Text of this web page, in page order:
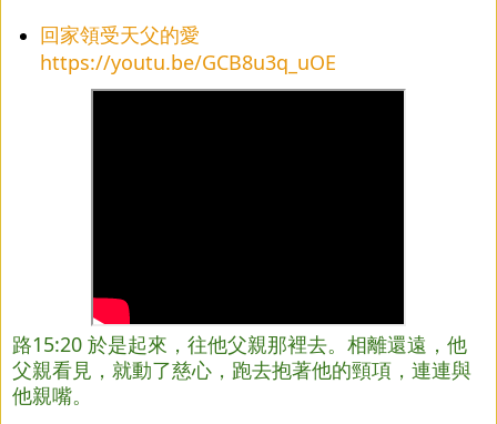
回家領受天父的愛
https://youtu.be/GCB8u3q_uOE
路15:20 於是起來，往他父親那裡去。相離還遠，他
父親看見，就動了慈心，跑去抱著他的頸項，連連與
他親嘴。